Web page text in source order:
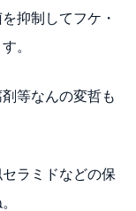
抑制してフケ・
。
等なんの変哲も
ラミドなどの保